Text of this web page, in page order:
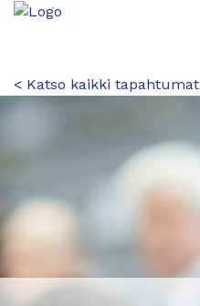
< Katso kaikki tapahtumat